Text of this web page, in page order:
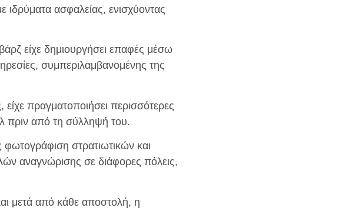
ιδρύματα ασφαλείας, ενισχύοντας
είχε δημιουργήσει επαφές μέσω
συμπεριλαμβανομένης της
είχε πραγματοποιήσει περισσότερες
πριν από τη σύλληψή του.
στρατιωτικών και
αναγνώρισης σε διάφορες πόλεις,
μετά από κάθε αποστολή, η